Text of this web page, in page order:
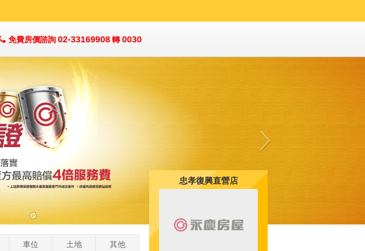
免費房價諮詢 02-33169908 轉0030
0
車位 土地 其他
忠孝復興直營店